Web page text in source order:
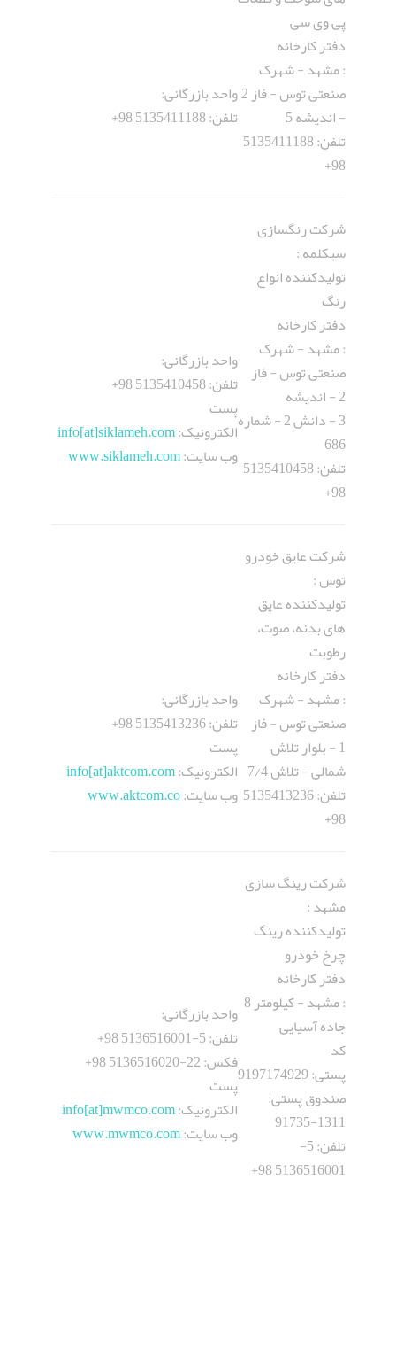
پی وی سی
دفتر کارخانه
: مشهد - شهرک
صنعتی توس - فاز 2
- اندیشه 5
تلفن: 5135411188
98+
واحد بازرگانی:
تلفن: 5135411188 98+
شرکت رنگسازی
سیکلمه :
تولیدکننده انواع
رنگ
دفتر کارخانه
: مشهد - شهرک
صنعتی توس - فاز
2 - اندیشه
3 - دانش 2 - شماره
686
تلفن: 5135410458
98+
واحد بازرگانی:
تلفن: 5135410458 98+
پست
الکترونيک:
info[at]siklameh.com
وب سایت:www.siklameh.com
شرکت عایق خودرو
توس :
تولیدکننده عایق
های بدنه، صوت،
رطوبت
دفتر کارخانه
: مشهد - شهرک
صنعتی توس - فاز
1 - بلوار تلاش
شمالی - تلاش 7/4
تلفن: 5135413236
98+
واحد بازرگانی:
تلفن: 5135413236 98+
پست
الکترونيک:
info[at]aktcom.com
وب سایت:www.aktcom.co
شرکت رینگ سازی
مشهد :
تولیدکننده رینگ
چرخ خودرو
دفتر کارخانه
: مشهد - کیلومتر 8
جاده آسیایی
کد
پستی: 9197174929
صندوق پستی:
1311-91735
تلفن: 5-
5136516001 98+
واحد بازرگانی:
تلفن: 5-5136516001 98+
فکس: 22-5136516020 98+
پست
الکترونيک:
info[at]mwmco.com
وب سایت:www.mwmco.com